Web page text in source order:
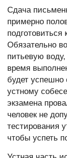
Сдача
примерно
подготовиться
Обязательно
питьевую
время
будет успешно
устному
экзамена
человек не
тестирования
чтобы успеть